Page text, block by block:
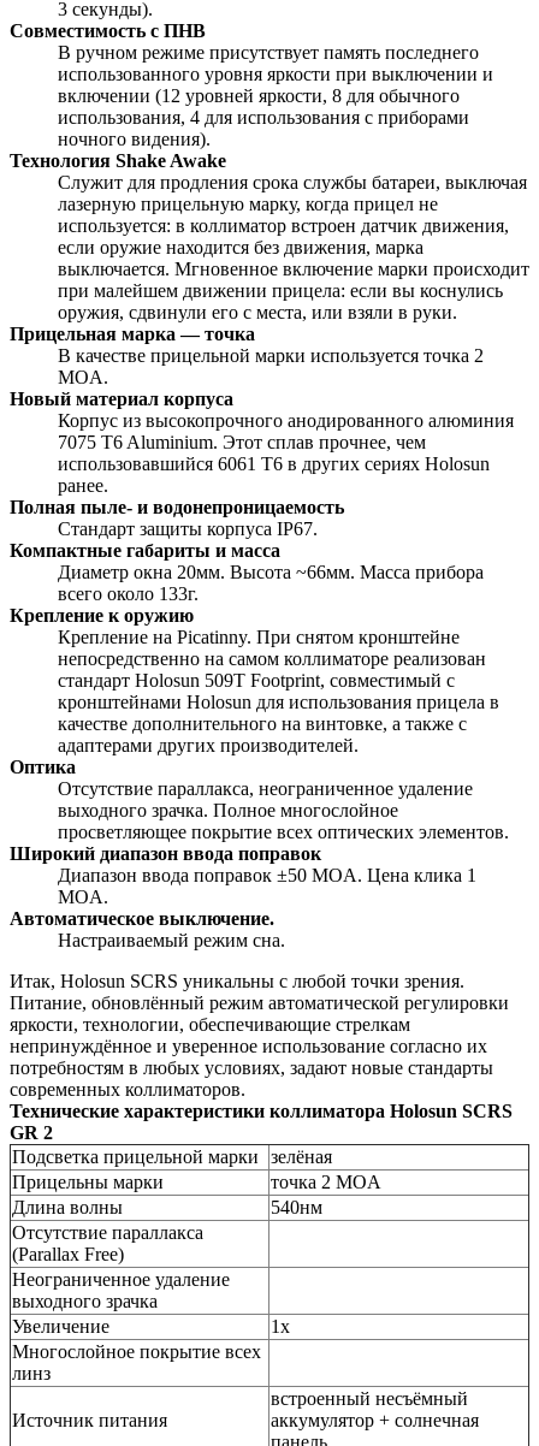
3 секунды).
Совместимость с ПНВ
В ручном режиме присутствует память последнего
использованного уровня яркости при выключении и
включении (12 уровней яркости, 8 для обычного
использования, 4 для использования с приборами
ночного видения).
Технология Shake Awake
Служит для продления срока службы батареи, выключая
лазерную прицельную марку, когда прицел не
используется: в коллиматор встроен датчик движения,
если оружие находится без движения, марка
выключается. Мгновенное включение марки происходит
при малейшем движении прицела: если вы коснулись
оружия, сдвинули его с места, или взяли в руки.
Прицельная марка — точка
В качестве прицельной марки используется точка 2
MOA.
Новый материал корпуса
Корпус из высокопрочного анодированного алюминия
7075 T6 Aluminium. Этот сплав прочнее, чем
использовавшийся 6061 T6 в других сериях Holosun
ранее.
Полная пыле- и водонепроницаемость
Стандарт защиты корпуса IP67.
Компактные габариты и масса
Диаметр окна 20мм. Высота ~66мм. Масса прибора
всего около 133г.
Крепление к оружию
Крепление на Picatinny. При снятом кронштейне
непосредственно на самом коллиматоре реализован
стандарт Holosun 509T Footprint, совместимый с
кронштейнами Holosun для использования прицела в
качестве дополнительного на винтовке, а также с
адаптерами других производителей.
Оптика
Отсутствие параллакса, неограниченное удаление
выходного зрачка. Полное многослойное
просветляющее покрытие всех оптических элементов.
Широкий диапазон ввода поправок
Диапазон ввода поправок ±50 MOA. Цена клика 1
MOA.
Автоматическое выключение.
Настраиваемый режим сна.
Итак, Holosun SCRS уникальны с любой точки зрения.
Питание, обновлённый режим автоматической регулировки
яркости, технологии, обеспечивающие стрелкам
непринуждённое и уверенное использование согласно их
потребностям в любых условиях, задают новые стандарты
современных коллиматоров.
Технические характеристики коллиматора Holosun SCRS
GR 2
Подсветка прицельной марки
зелёная
Прицельны марки
точка 2 MOA
Длина волны
540нм
Отсутствие параллакса
(Parallax Free)
Неограниченное удаление
выходного зрачка
Увеличение
1x
Многослойное покрытие всех
линз
Источник питания
встроенный несъёмный
аккумулятор + солнечная